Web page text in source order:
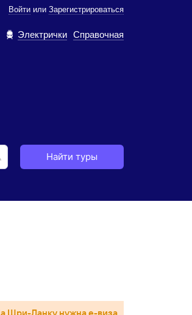
Войти или Зарегистрироваться
Электрички Справочная
Найти туры